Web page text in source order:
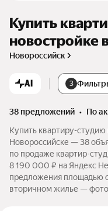
Купить
новостройке
Новороссийск
AI 3
38 предложений •
по
Купить квартиру-
Новороссийске — 38
по продаже квартир-
8 190 000 ₽ на Яндекс
предложения площадью
вторичном жилье —